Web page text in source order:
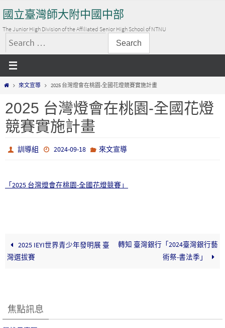
to
content
國立臺灣師大附中國中部
The Junior High Division of the Affiliated Senior High School of NTNU
搜
尋
關
鍵
字:
Home來文宣導 2025 台灣燈會在桃園-全國花燈競賽實施計畫
2025 台灣燈會在桃園-全國花燈
競賽實施計畫
訓導組 2024-09-18 來文宣導
「2025 台灣燈會在桃園-全國花燈競賽」
2025 IEYI世界青少年發明展 臺
灣選拔賽
轉知 臺灣銀行「2024臺灣銀行藝
術祭-書法季」
焦點訊息